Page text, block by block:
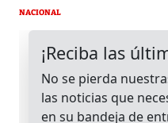
NACIONAL